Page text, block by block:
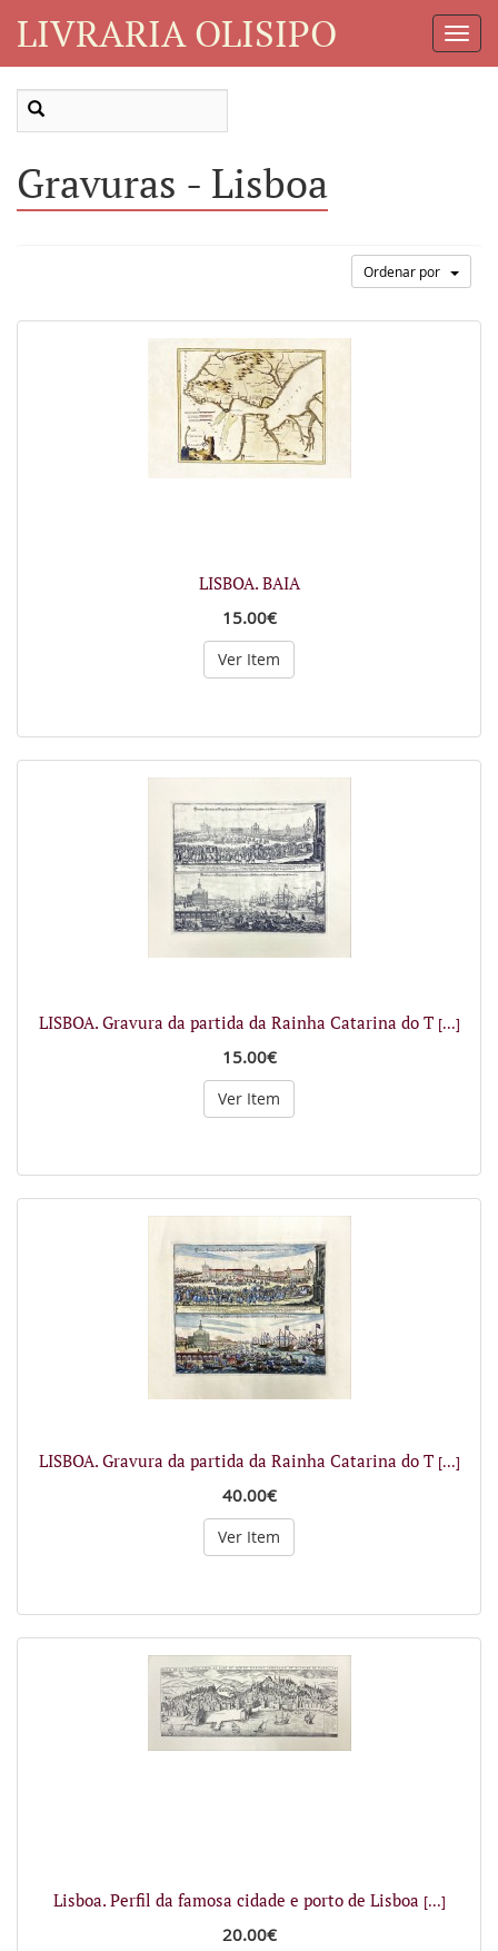
LIVRARIA OLISIPO
Gravuras - Lisboa
Ordenar por
LISBOA. BAIA
15.00€
Ver Item
LISBOA. Gravura da partida da Rainha Catarina do T [...]
15.00€
Ver Item
LISBOA. Gravura da partida da Rainha Catarina do T [...]
40.00€
Ver Item
Lisboa. Perfil da famosa cidade e porto de Lisboa [...]
20.00€